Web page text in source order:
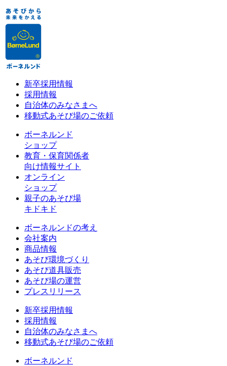
新卒採用情報
採用情報
自治体のみなさまへ
移動式あそび場のご依頼
ボーネルンド
ショップ
教育・保育関係者
向け情報サイト
オンライン
ショップ
親子のあそび場
キドキド
ボーネルンドの考え
会社案内
商品情報
あそび環境づくり
あそび道具販売
あそび場の運営
プレスリリース
新卒採用情報
採用情報
自治体のみなさまへ
移動式あそび場のご依頼
ボーネルンド